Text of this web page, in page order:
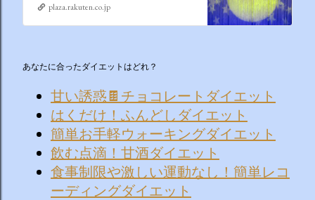
plaza.rakuten.co.jp
あなたに合ったダイエットはどれ？
甘い誘惑🍫チョコレートダイエット
はくだけ！ふんどしダイエット
簡単お手軽ウォーキングダイエット
飲む点滴！甘酒ダイエット
食事制限や激しい運動なし！簡単レコ
ーディングダイエット